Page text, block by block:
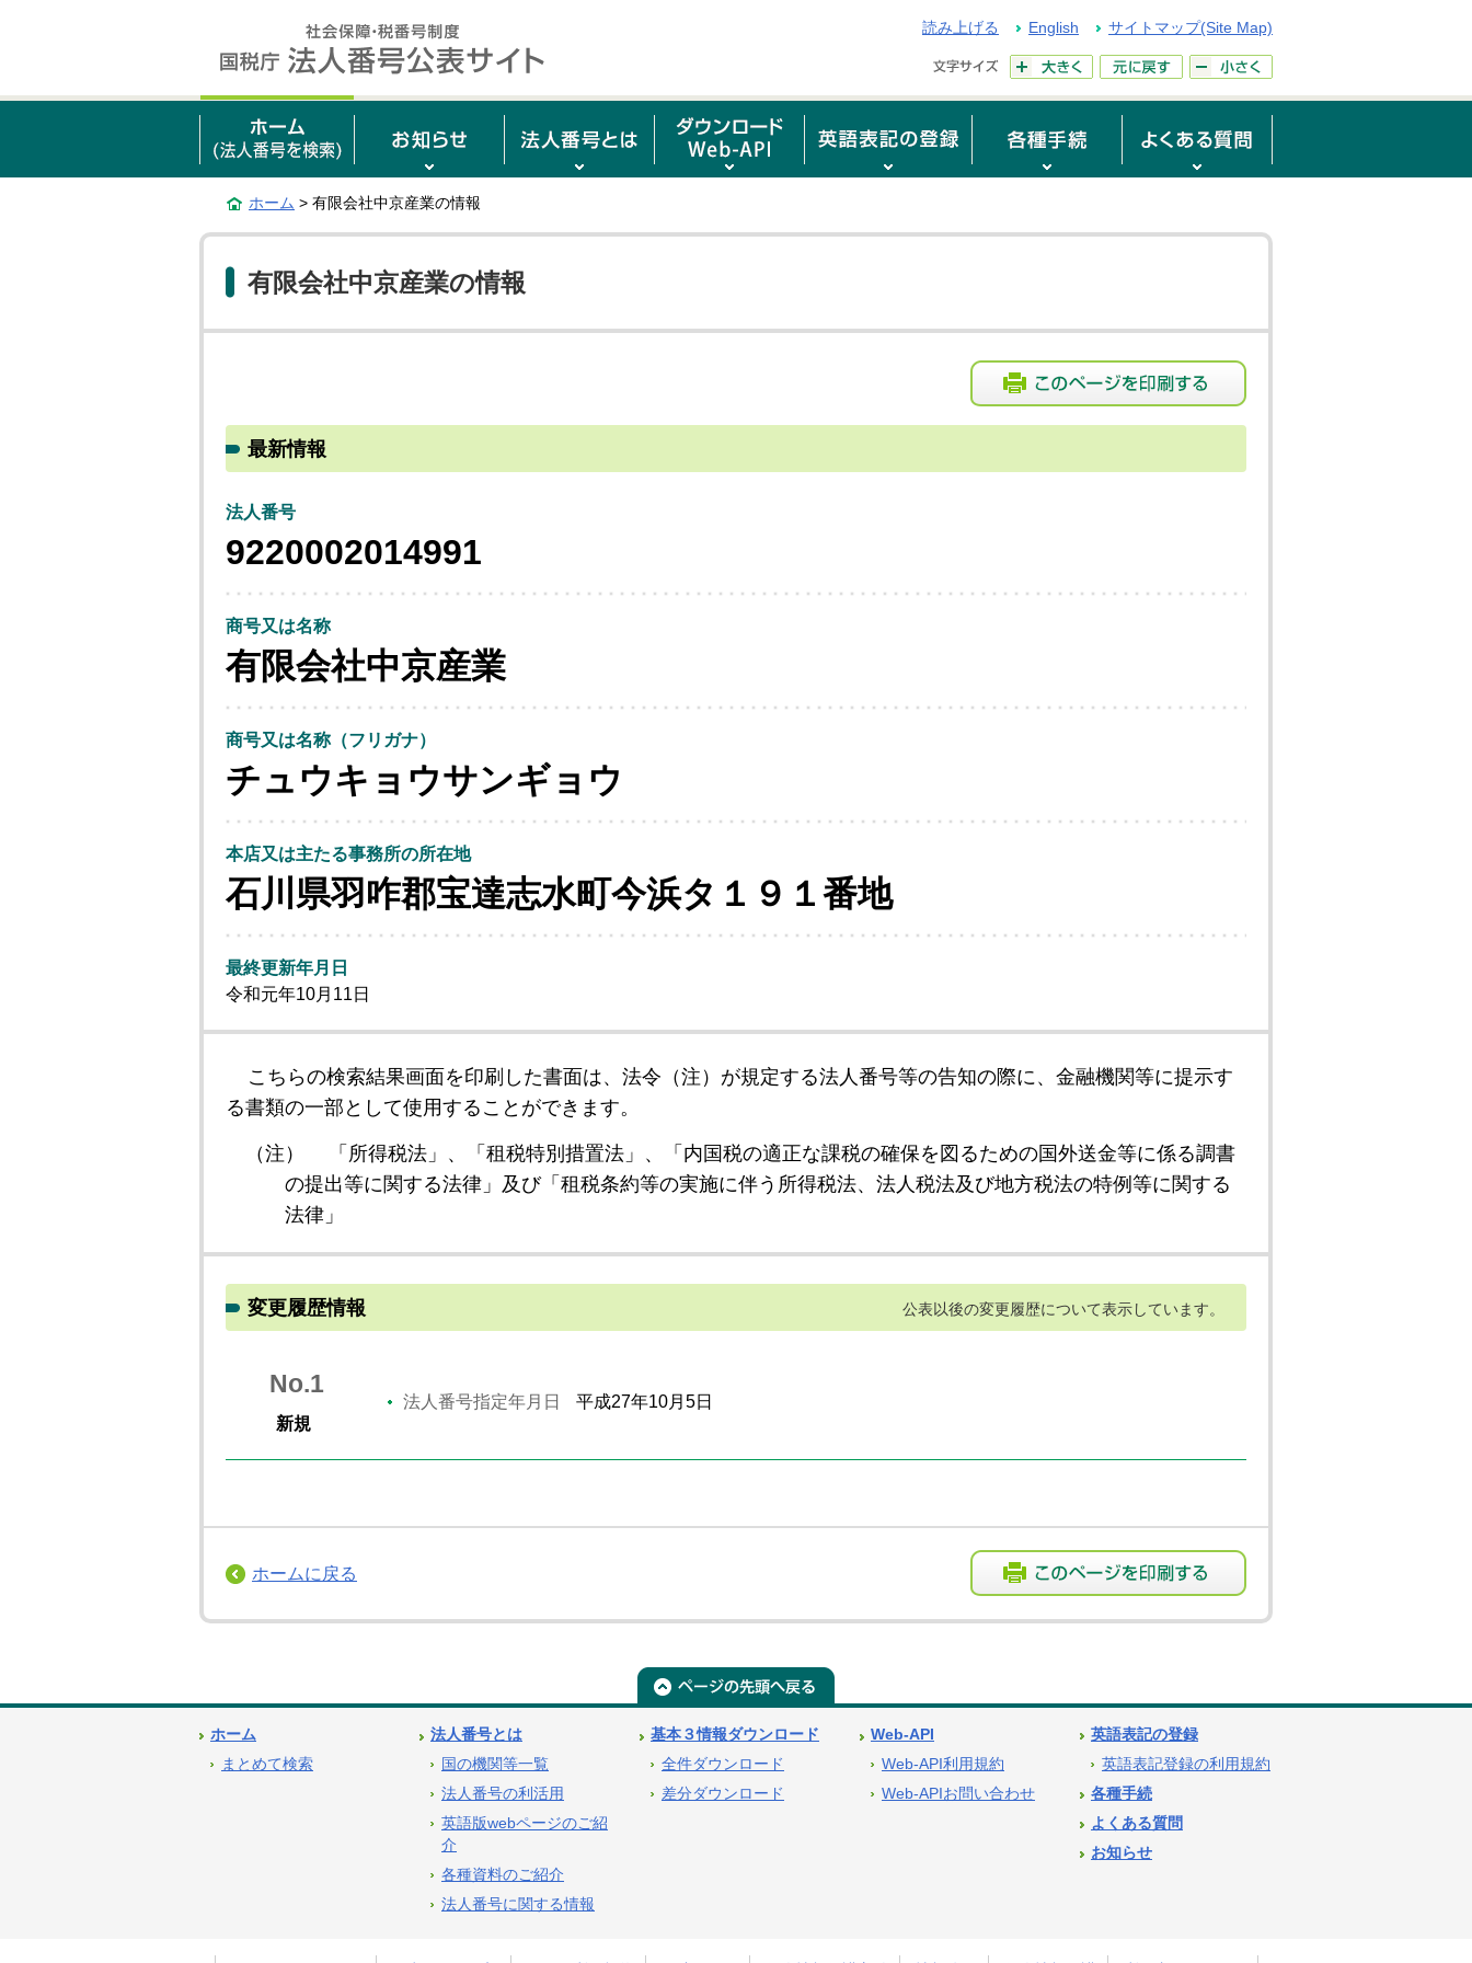
読み上げる English サイトマップ(Site Map)
ホーム > 有限会社中京産業の情報
有限会社中京産業の情報
最新情報
法人番号
9220002014991
商号又は名称
有限会社中京産業
商号又は名称（フリガナ）
チュウキョウサンギョウ
本店又は主たる事務所の所在地
石川県羽咋郡宝達志水町今浜タ１９１番地
最終更新年月日
令和元年10月11日
こちらの検索結果画面を印刷した書面は、法令（注）が規定する法人番号等の告知の際に、金融機関等に提示す
る書類の一部として使用することができます。
（注）
「所得税法」、「租税特別措置法」、「内国税の適正な課税の確保を図るための国外送金等に係る調書
の提出等に関する法律」及び「租税条約等の実施に伴う所得税法、法人税法及び地方税法の特例等に関する
法律」
変更履歴情報 公表以後の変更履歴について表示しています。
No.1
新規
法人番号指定年月日 平成27年10月5日
ホームに戻る
ホーム
まとめて検索
法人番号とは
国の機関等一覧
法人番号の利活用
英語版webページのご紹
介
各種資料のご紹介
法人番号に関する情報
基本３情報ダウンロード
全件ダウンロード
差分ダウンロード
Web-API
Web-API利用規約
Web-APIお問い合わせ
英語表記の登録
英語表記登録の利用規約
各種手続
よくある質問
お知らせ